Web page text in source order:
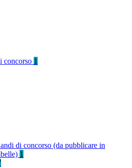
concorso 1
di concorso (da pubblicare in
1